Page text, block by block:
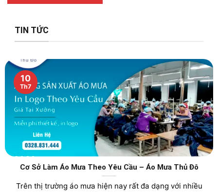
TIN TỨC
Cơ Sở Làm Áo Mưa Theo Yêu Cầu – Áo Mưa Thủ Đô
Trên thị trường áo mưa hiện nay rất đa dạng với nhiều
10
Th7